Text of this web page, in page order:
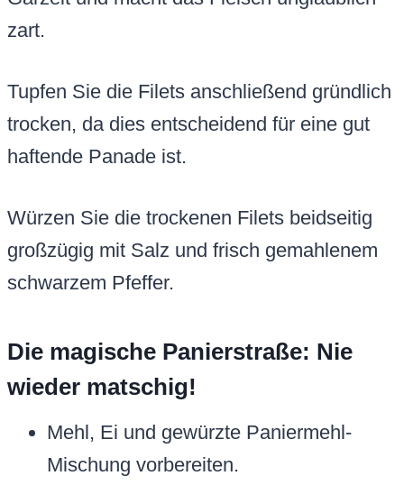
zart.
Tupfen Sie die Filets anschließend gründlich
trocken, da dies entscheidend für eine gut
haftende Panade ist.
Würzen Sie die trockenen Filets beidseitig
großzügig mit Salz und frisch gemahlenem
schwarzem Pfeffer.
Die magische Panierstraße: Nie
wieder matschig!
Mehl, Ei und gewürzte Paniermehl-
Mischung vorbereiten.